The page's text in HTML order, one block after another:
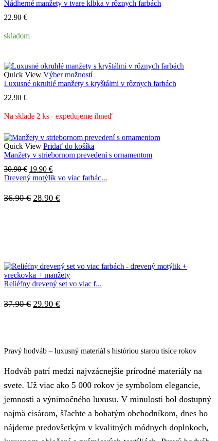
produkt
vybrať
na
stránke
produktu.
Nádherné manžety v tvare klbka v rôznych farbách
22.90 €
skladom
Quick View Výber možnostíTento
produkt
Možnosti
môžete
vybrať
na
Luxusné okruhlé manžety s kryštálmi v rôznych farbách
22.90 €
Na sklade 2 ks - expedujeme ihneď
Quick View Pridať do košíka
Manžety v striebornom prevedení s ornamentom
30.90€ Pôvodná
cena
30.90 €.
19.90 €Aktuálna
cena
19.90 €.
Drevený motýlik vo viac farbác...
36.90€ Pôvodná
28.90 €Aktuálna
Reliéfny drevený set vo viac f...
37.90€ Pôvodná
37.90 €.
29.90 €Aktuálna
29.90 €.
Pravý hodváb – luxusný materiál s históriou starou tisíce rokov
Hodváb patrí medzi najvzácnejšie prírodné materiály na
svete. Už viac ako 5 000 rokov je symbolom elegancie,
jemnosti a výnimočného luxusu. V minulosti bol dostupný
najmä cisárom, šľachte a bohatým obchodníkom, dnes ho
nájdeme predovšetkým v kvalitných módnych doplnkoch,